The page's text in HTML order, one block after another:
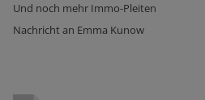
Und noch mehr Immo-Pleiten
Nachricht an Emma Kunow